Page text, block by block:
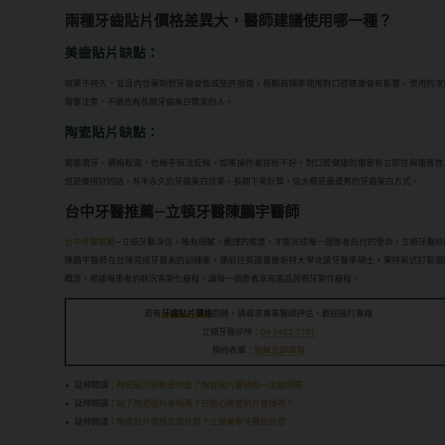
兩種牙齒貼片價格差異大，醫師建議使用哪一種？
美齒貼片缺點：
效果不持久，並且內含藥劑對牙齒會造成些許損傷，長期高頻率使用對口腔健康會有影響，使用的
需要注意，不適合有長期牙齒美白需求的人。
陶瓷貼片缺點：
需要磨牙、價格較高，也幾乎無法反悔，如果操作者技術不好，對口腔健康的傷害有立即性與傷害
但是做得好的話，有半永久的牙齒美白效果，長期下來計算，這大概是最優秀的牙齒美白方式。
台中牙醫推薦—立頓牙醫陳鵬宇醫師
台中牙醫推薦—立頓牙醫深信，唯有細膩、嚴謹的態度，才能完成每一個患者託付的使命，立頓牙醫
陳鵬宇醫師在台灣完成牙醫系的訓練後，便前往英國曼徹斯特大學攻讀牙醫學碩士，秉持英式訂製
概念，根據每患者的狀況客製化療程，讓每一個患者享有高品質假牙製作療程。
若有牙齒貼片價格問題，請尋求專業醫師評估，歡迎撥打專線
立頓牙醫診所： 04-2422-2101
預約表單： 點擊立即填寫
延伸閱讀： 陶瓷貼片缺點是什麼？陶瓷貼片優缺點一次說清楚
延伸閱讀： 貼了陶瓷貼片後悔嗎？在擔心陶瓷貼片會掉嗎？
延伸閱讀： 陶瓷貼片價格怎麼計算？立頓美學牙醫告訴您